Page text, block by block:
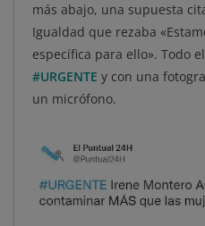
más abajo, una supuesta
Igualdad que rezaba
específica para ello». Todo
#URGENTE y con una
un micrófono.